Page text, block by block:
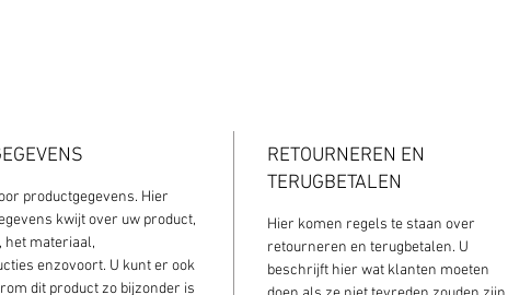
productgegevens. Hier
kwijt over uw product,
het materiaal,
enzovoort. U kunt er ook
dit product zo bijzonder is
RETOURNEREN EN
TERUGBETALEN
Hier komen regels te staan over
retourneren en terugbetalen. U
beschrijft hier wat klanten moeten